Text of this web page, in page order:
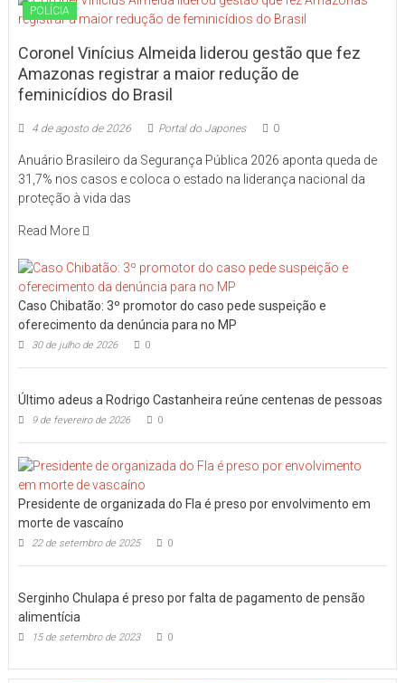
POLÍCIA
Coronel Vinícius Almeida liderou gestão que fez
Amazonas registrar a maior redução de
feminicídios do Brasil
4 de agosto de 2026 Portal do Japones 0
Anuário Brasileiro da Segurança Pública 2026 aponta queda de
31,7% nos casos e coloca o estado na liderança nacional da
proteção à vida das
Read More
Caso Chibatão: 3º promotor do caso pede suspeição e
oferecimento da denúncia para no MP
30 de julho de 2026 0
Último adeus a Rodrigo Castanheira reúne centenas de pessoas
9 de fevereiro de 2026 0
Presidente de organizada do Fla é preso por envolvimento em
morte de vascaíno
22 de setembro de 2025 0
Serginho Chulapa é preso por falta de pagamento de pensão
alimentícia
15 de setembro de 2023 0